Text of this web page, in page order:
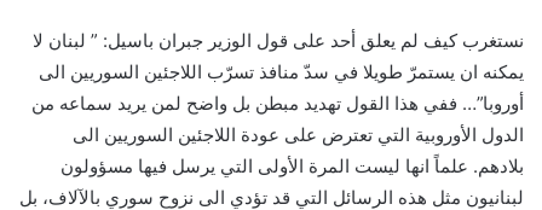
نستغرب كيف لم يعلق أحد على قول الوزير جبران باسيل: ” لبنان لا
يمكنه ان يستمرّ طويلا في سدّ منافذ تسرّب اللاجئين السوريين الى
أوروبا”… ففي هذا القول تهديد مبطن بل واضح لمن يريد سماعه من
الدول الأوروبية التي تعترض على عودة اللاجئين السوريين الى
بلادهم. علماً انها ليست المرة الأولى التي يرسل فيها مسؤولون
لبنانيون مثل هذه الرسائل التي قد تؤدي الى نزوح سوري بالآلاف، بل